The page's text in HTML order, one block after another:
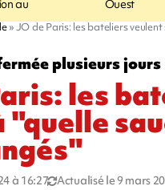
au Ouest
JO de Paris: les bateliers
plusieurs jours
les
"quelle
à 16:27 Actualisé le 9 mars